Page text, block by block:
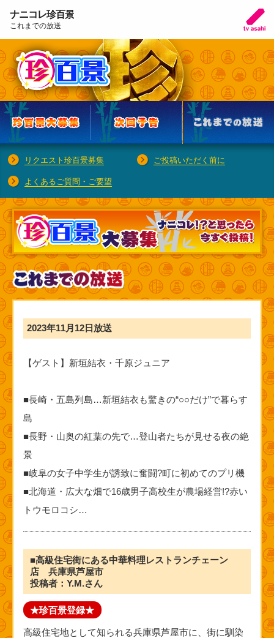
ナニコレ珍百景
これまでの放送
リクエスト珍百景募集 ご投稿いただく前に
よくあるご質問・ご要望
2023年11月12日放送
【ゲスト】新垣結衣・千原ジュニア
■長崎・五島列島…新垣結衣も驚きの“○○だけ”で暮らす
島
■長野・山奥の紅葉の先で…登山者たちが見せる夜の絶
景
■岐阜の女子中学生が誘致に奮闘?町に初めてのプリ機
■北海道・広大な畑で16歳男子高校生が農場経営!?赤い
トウモロコシ…
■高級住宅街にある中華料理レストランチェーン
店 兵庫県芦屋市
投稿者：Y.M.さん
★珍百景登録★
高級住宅地として知られる兵庫県芦屋市に、街に馴染